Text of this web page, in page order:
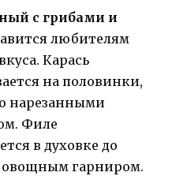
с грибами и
любителям
Карась
на половинки,
нарезанными
Филе
в духовке до
овощным гарниром.